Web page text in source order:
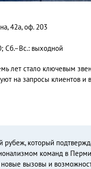
42а, оф. 203
Сб.–Вс.: выходной
лет стало ключевым
на запросы клиентов и
который
команд в
вызовы и